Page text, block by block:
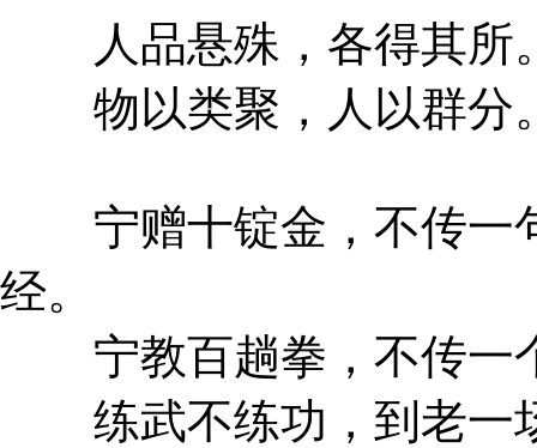
人品悬殊，各得其所
物以类聚，人以群分
宁赠十锭金，不传一
经。
宁教百趟拳，不传一
练武不练功，到老一